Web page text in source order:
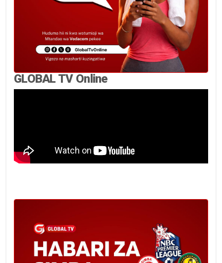
GLOBAL TV Online